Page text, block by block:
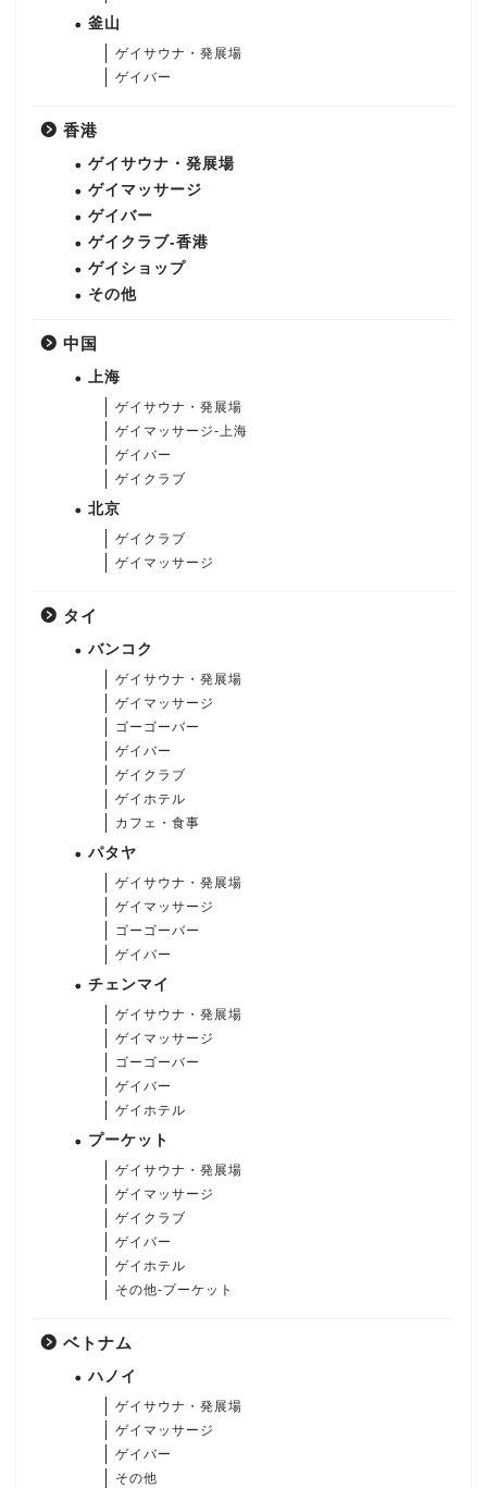
釜山
ゲイサウナ・発展場
ゲイバー
香港
ゲイサウナ・発展場
ゲイマッサージ
ゲイバー
ゲイクラブ-香港
ゲイショップ
その他
中国
上海
ゲイサウナ・発展場
ゲイマッサージ-上海
ゲイバー
ゲイクラブ
北京
ゲイクラブ
ゲイマッサージ
タイ
バンコク
ゲイサウナ・発展場
ゲイマッサージ
ゴーゴーバー
ゲイバー
ゲイクラブ
ゲイホテル
カフェ・食事
パタヤ
ゲイサウナ・発展場
ゲイマッサージ
ゴーゴーバー
ゲイバー
チェンマイ
ゲイサウナ・発展場
ゲイマッサージ
ゴーゴーバー
ゲイバー
ゲイホテル
プーケット
ゲイサウナ・発展場
ゲイマッサージ
ゲイクラブ
ゲイバー
ゲイホテル
その他-プーケット
ベトナム
ハノイ
ゲイサウナ・発展場
ゲイマッサージ
ゲイバー
その他